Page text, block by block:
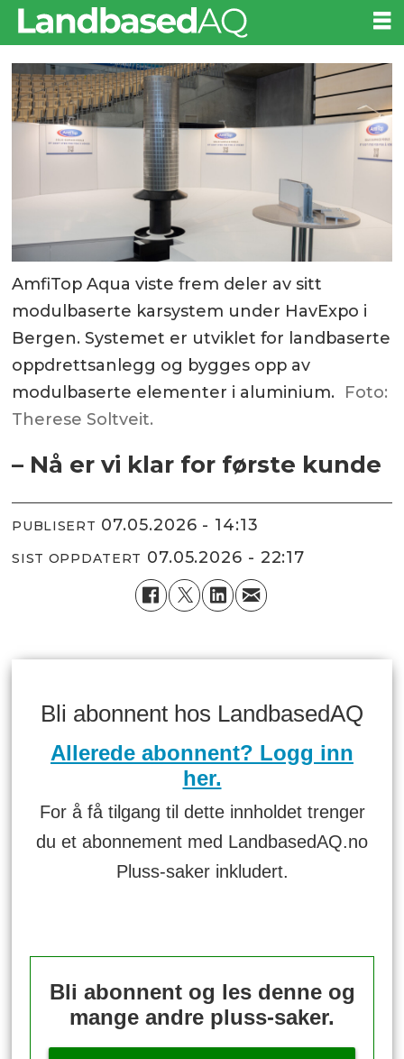
AmfiTop Aqua viste frem deler av sitt
modulbaserte karsystem under HavExpo i
Bergen. Systemet er utviklet for landbaserte
oppdrettsanlegg og bygges opp av
modulbaserte elementer i aluminium. Foto:
Therese Soltveit.
– Nå er vi klar for første kunde
PUBLISERT 07.05.2026 - 14:13
SIST OPPDATERT 07.05.2026 - 22:17
Bli abonnent hos LandbasedAQ
Allerede abonnent? Logg inn
her.
For å få tilgang til dette innholdet trenger
du et abonnement med LandbasedAQ.no
Pluss-saker inkludert.
Bli abonnent og les denne og
mange andre pluss-saker.